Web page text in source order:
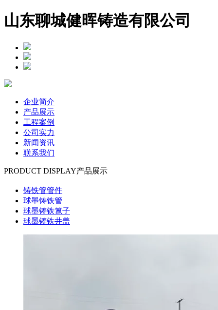
山东聊城健晖铸造有限公司
企业简介
产品展示
工程案例
公司实力
新闻资讯
联系我们
PRODUCT DISPLAY产品展示
铸铁管管件
球墨铸铁管
球墨铸铁篦子
球墨铸铁井盖